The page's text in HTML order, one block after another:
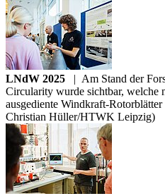
LNdW 2025 | Am Stand der
Circularity wurde sichtbar, welche
ausgediente Windkraft-
Christian Hüller/HTWK Leipzig)